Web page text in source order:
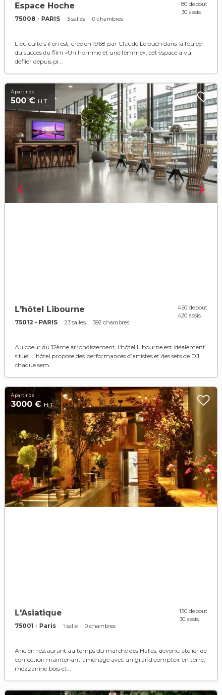
Espace Hoche
75008 - PARIS 3 salles 0 chambres
80 debout
30 assis
Lieu culte s’il en est, créé en 1968 par Claude Lelouch dans la foulée
du succès du film «Un homme et une femme», cet espace a vu
défiler depuis pl...
À partir de
500 € H.T
L'hôtel Libourne
75012 - PARIS 23 salles 392 chambres
450 debout
420 assis
Au coeur du 12ème arrondissement, l'hôtel Libourne est idéalement
situé. L’hôtel propose des performances d’artistes et des sets de DJ
chaque sem...
À partir de
3000 € H.T
L'Asiatique
75001 - Paris 1 salle 0 chambres
150 debout
30 assis
Ancien restaurant au temps du marché des Halles, devenu atelier de
confection maintenant aménagé avec un grand comptoir en terre,
mezzanine bois et...